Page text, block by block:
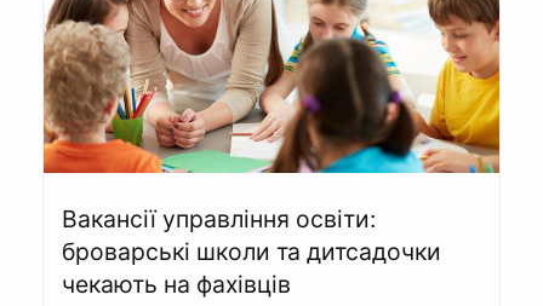
Вакансії управління освіти:
броварські школи та дитсадочки
чекають на фахівців